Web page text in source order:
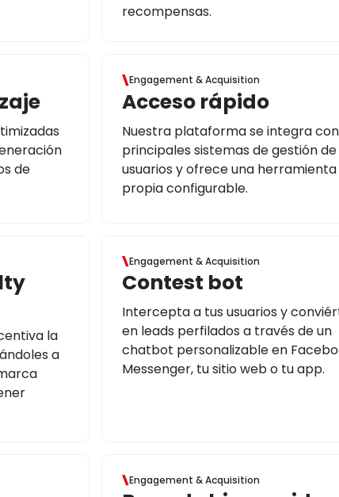
recompensas.
de
Engagement & Acquisition
Acceso rápido
Nuestra plataforma se integra
principales sistemas de gestión de
usuarios y ofrece una herramienta
propia configurable.
la
a
Engagement & Acquisition
Contest bot
Intercepta a tus usuarios y
en leads perfilados a través de un
chatbot personalizable en
Messenger, tu sitio web o tu app.
Engagement & Acquisition